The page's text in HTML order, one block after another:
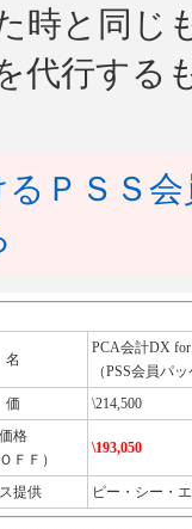
時と同じ
代行する
るＰＳＳ
PCA会計DX for
（PSS会員パ
\214,500
格
ＦＦ）
\193,050
提供 ピー・シー・